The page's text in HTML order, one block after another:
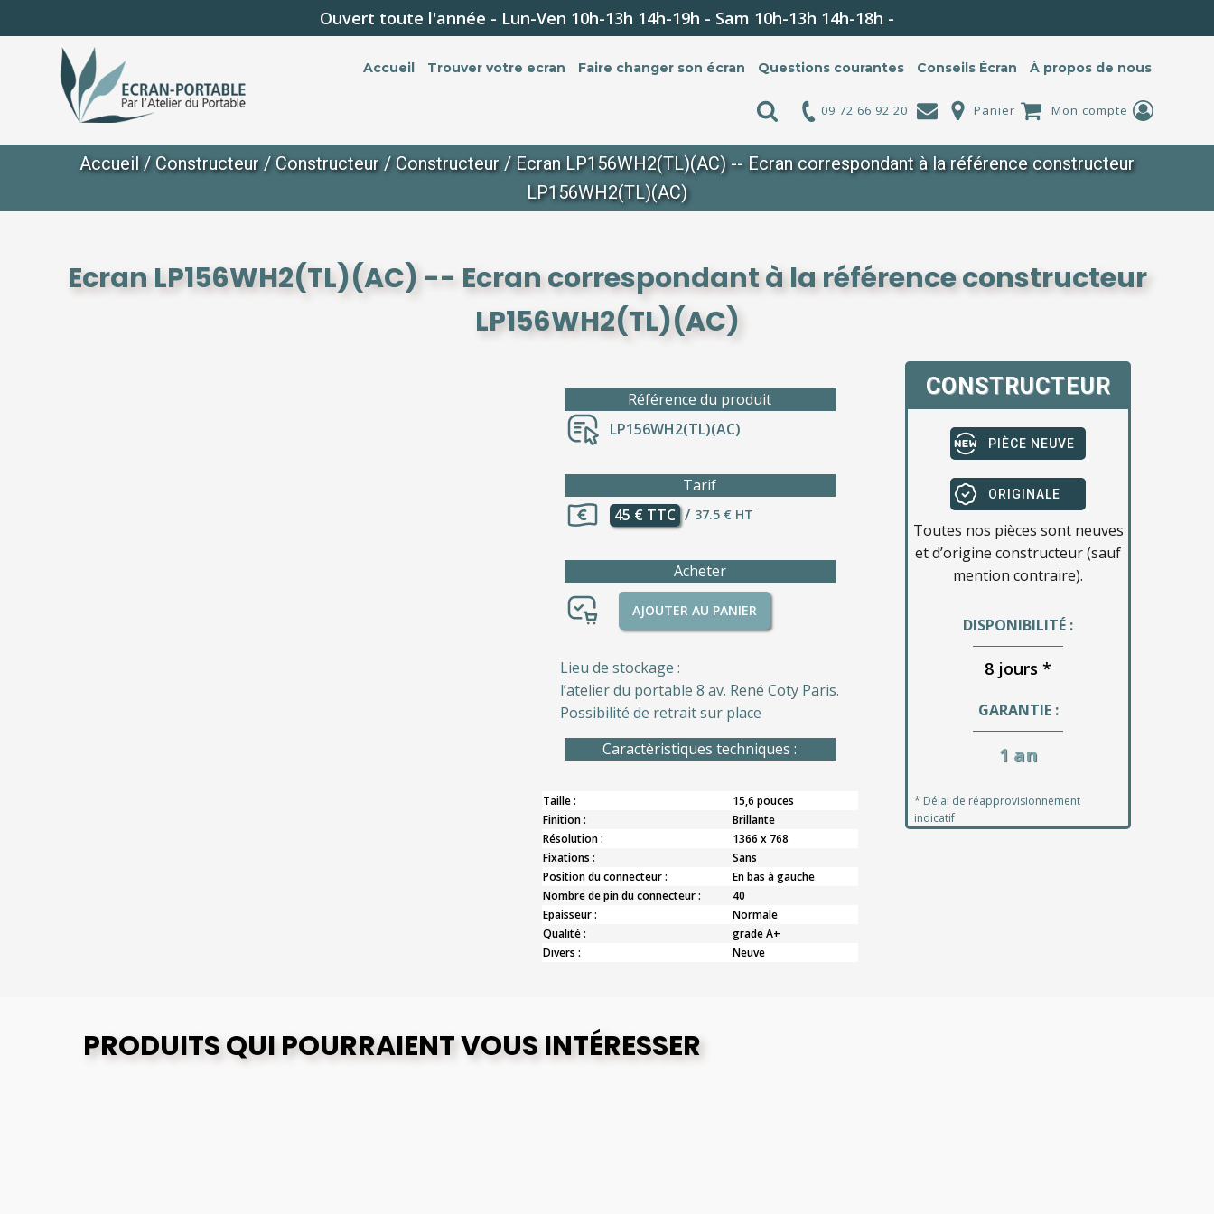
Ouvert toute l'année - Lun-Ven 10h-13h 14h-19h - Sam 10h-13h 14h-18h -
Accueil Trouver votre ecran Faire changer son écran Questions courantes Conseils Écran À propos de nous
09 72 66 92 20 Panier Mon compte
Accueil/ Constructeur / Constructeur / Constructeur / Ecran LP156WH2(TL)(AC) -- Ecran correspondant à la référence constructeur
LP156WH2(TL)(AC)
Ecran LP156WH2(TL)(AC) -- Ecran correspondant à la référence constructeur
LP156WH2(TL)(AC)
Référence du produit
LP156WH2(TL)(AC)
Tarif
45 € TTC / 37.5 € HT
Acheter
AJOUTER AU PANIER
Lieu de stockage :
l’atelier du portable 8 av. René Coty Paris.
Possibilité de retrait sur place
Caractèristiques techniques :
Taille :
15,6 pouces
Finition :
Brillante
Résolution :
1366 x 768
Fixations :
Sans
Position du connecteur :
En bas à gauche
Nombre de pin du connecteur :
40
Epaisseur :
Normale
Qualité :
grade A+
Divers :
Neuve
CONSTRUCTEUR
PIÈCE NEUVE
ORIGINALE
Toutes nos pièces sont neuves
et d’origine constructeur (sauf
mention contraire).
DISPONIBILITÉ :
8 jours *
GARANTIE :
1 an
* Délai de réapprovisionnement
indicatif
PRODUITS QUI POURRAIENT VOUS INTÉRESSER